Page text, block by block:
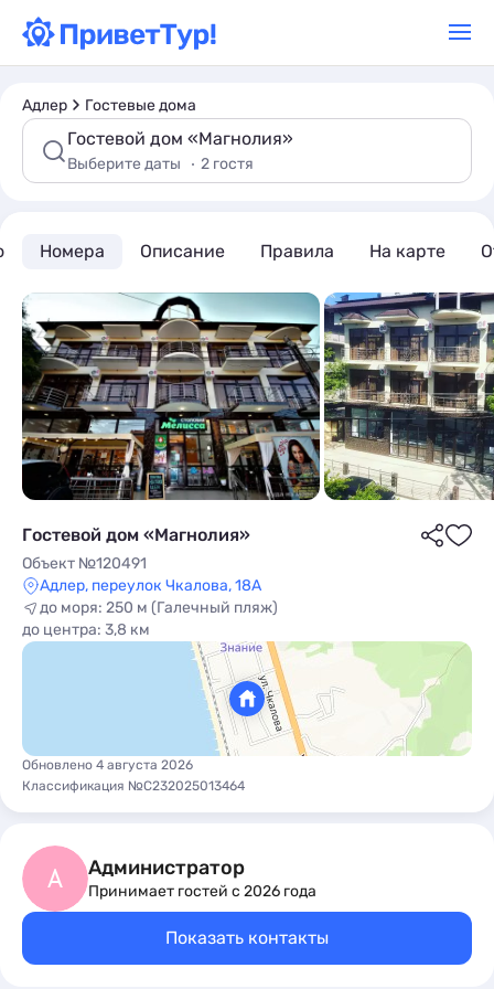
Адлер Гостевые дома
Гостевой дом «Магнолия»
Выберите даты 2 гостя
Номера Описание Правила На карте
Гостевой дом «Магнолия»
Объект №120491
Адлер, переулок Чкалова, 18А
до моря: 250 м (Галечный пляж)
до центра: 3,8 км
Обновлено 4 августа 2026
Классификация №С232025013464
А Администратор
Принимает гостей с 2026 года
Показать контакты